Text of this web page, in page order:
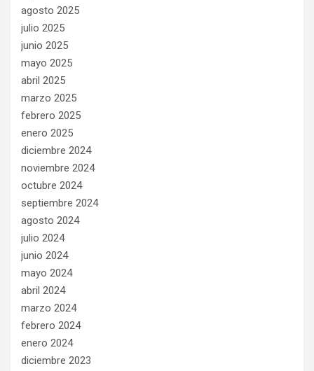
agosto 2025
julio 2025
junio 2025
mayo 2025
abril 2025
marzo 2025
febrero 2025
enero 2025
diciembre 2024
noviembre 2024
octubre 2024
septiembre 2024
agosto 2024
julio 2024
junio 2024
mayo 2024
abril 2024
marzo 2024
febrero 2024
enero 2024
diciembre 2023